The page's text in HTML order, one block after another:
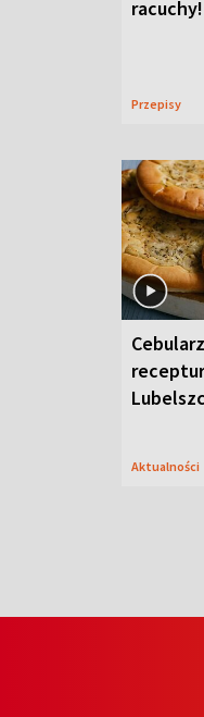
racuchy!
Przepisy
Aktualności